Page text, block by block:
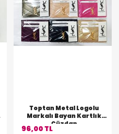
Toptan Metal Logolu
Markalı Bayan Kartlık
Cüzdan
96,00 TL